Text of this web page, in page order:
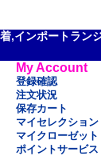
,インポートラン
My Account
登録確認
注文状況
保存カート
マイセレクション
マイクローゼット
ポイントサービス